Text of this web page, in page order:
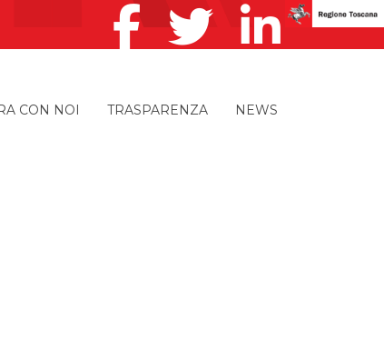
CON NOI TRASPARENZA NEWS